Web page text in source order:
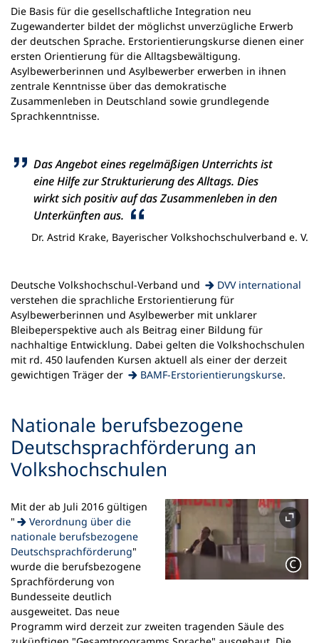
Die Basis für die gesellschaftliche Integration neu
Zugewanderter bildet der möglichst unverzügliche Erwerb
der deutschen Sprache. Erstorientierungskurse dienen einer
ersten Orientierung für die Alltagsbewältigung.
Asylbewerberinnen und Asylbewerber erwerben in ihnen
zentrale Kenntnisse über das demokratische
Zusammenleben in Deutschland sowie grundlegende
Sprachkenntnisse.
Das Angebot eines regelmäßigen Unterrichts ist
eine Hilfe zur Strukturierung des Alltags. Dies
wirkt sich positiv auf das Zusammenleben in den
Unterkünften aus.
Dr. Astrid Krake, Bayerischer Volkshochschulverband e. V.
Deutsche Volkshochschul-Verband und DVV international
(Öffnet
einem
neuen
Tab)
verstehen die sprachliche Erstorientierung für
Asylbewerberinnen und Asylbewerber mit unklarer
Bleibeperspektive auch als Beitrag einer Bildung für
nachhaltige Entwicklung. Dabei gelten die Volkshochschulen
mit rd. 450 laufenden Kursen aktuell als einer der derzeit
gewichtigen Träger der
BAMF-Erstorientierungskurse
(Öffnet
neuen
Tab)
.
Nationale berufsbezogene
Deutschsprachförderung an
Volkshochschulen
Mit der ab Juli 2016 gültigen
"
Verordnung über die
nationale berufsbezogene
Deutschsprachförderung
(Öffnet
einem
neuen
Tab)
"
wurde die berufsbezogene
Sprachförderung von
Bundesseite deutlich
ausgeweitet. Das neue
Programm wird derzeit zur zweiten tragenden Säule des